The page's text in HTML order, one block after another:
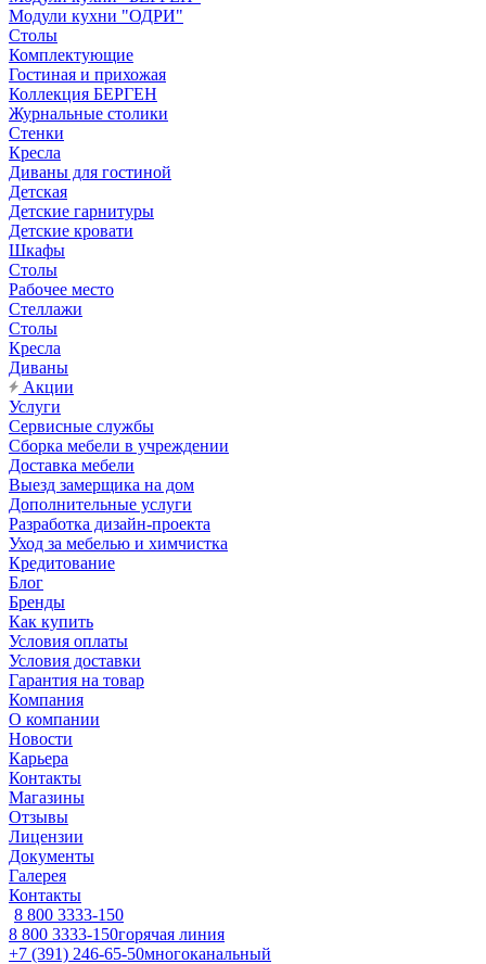
Модули кухни "ОДРИ"
Столы
Комплектующие
Гостиная и прихожая
Коллекция БЕРГЕН
Журнальные столики
Стенки
Кресла
Диваны для гостиной
Детская
Детские гарнитуры
Детские кровати
Шкафы
Столы
Рабочее место
Стеллажи
Столы
Кресла
Диваны
Акции
Услуги
Сервисные службы
Сборка мебели в учреждении
Доставка мебели
Выезд замерщика на дом
Дополнительные услуги
Разработка дизайн-проекта
Уход за мебелью и химчистка
Кредитование
Блог
Бренды
Как купить
Условия оплаты
Условия доставки
Гарантия на товар
Компания
О компании
Новости
Карьера
Контакты
Магазины
Отзывы
Лицензии
Документы
Галерея
Контакты
8 800 3333-150
8 800 3333-150горячая линия
+7 (391) 246-65-50многоканальный